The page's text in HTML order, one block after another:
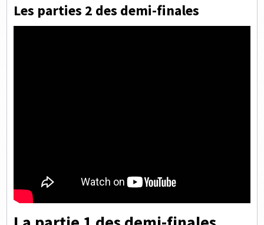
Les parties 2 des demi-finales